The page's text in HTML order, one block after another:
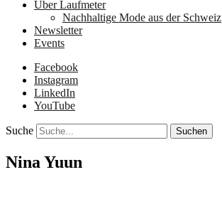
Über Laufmeter
Nachhaltige Mode aus der Schweiz
Newsletter
Events
Facebook
Instagram
LinkedIn
YouTube
Suche
Nina Yuun